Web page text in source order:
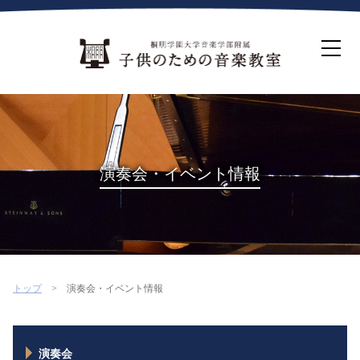
ホーム
生徒募集について
教室案内
コース紹介
概要・沿革
桐朋を選ぶ理由
インタビュー・コラム
よくある質問
演奏会・イベント情報
トップ 演奏会・イベント情報
演奏会